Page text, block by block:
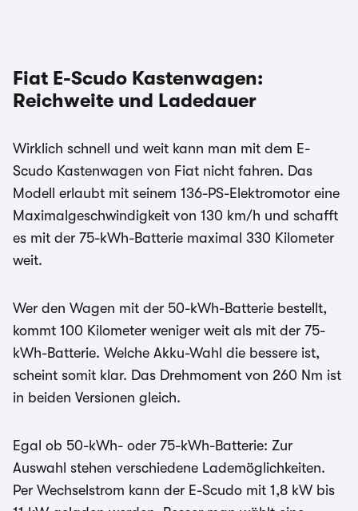
Fiat E-Scudo Kastenwagen:
Reichweite und Ladedauer
Wirklich schnell und weit kann man mit dem E-
Scudo Kastenwagen von Fiat nicht fahren. Das
Modell erlaubt mit seinem 136-PS-Elektromotor eine
Maximalgeschwindigkeit von 130 km/h und schafft
es mit der 75-kWh-Batterie maximal 330 Kilometer
weit.
Wer den Wagen mit der 50-kWh-Batterie bestellt,
kommt 100 Kilometer weniger weit als mit der 75-
kWh-Batterie. Welche Akku-Wahl die bessere ist,
scheint somit klar. Das Drehmoment von 260 Nm ist
in beiden Versionen gleich.
Egal ob 50-kWh- oder 75-kWh-Batterie: Zur
Auswahl stehen verschiedene Lademöglichkeiten.
Per Wechselstrom kann der E-Scudo mit 1,8 kW bis